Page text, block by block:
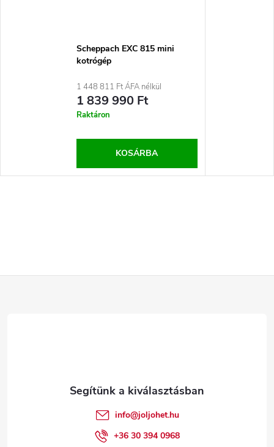
Scheppach EXC 815 mini
kotrógép
1 448 811 Ft ÁFA nélkül
1 839 990 Ft
Raktáron
KOSÁRBA
info@joljohet.hu
+36 30 394 0968